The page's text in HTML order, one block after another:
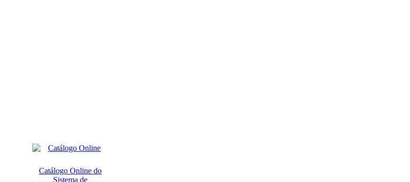
Catálogo Online do
Sistema de